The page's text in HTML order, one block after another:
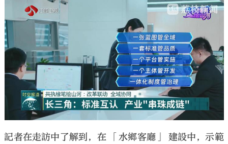
記者在走訪中了解到，在 「水鄉客廳」 建設中，示範